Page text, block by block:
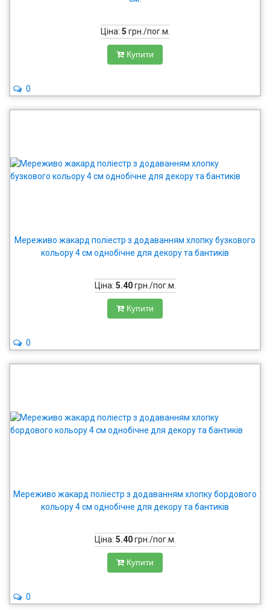
Ціна: 5 грн./пог.м.
Купити
0
Мереживо жакард поліестр з додаванням хлопку бузкового
кольору 4 см однобічне для декору та бантиків
Ціна: 5.40грн./пог.м.
Купити
0
Мереживо жакард поліестр з додаванням хлопку бордового
кольору 4 см однобічне для декору та бантиків
Ціна: 5.40грн./пог.м.
Купити
0